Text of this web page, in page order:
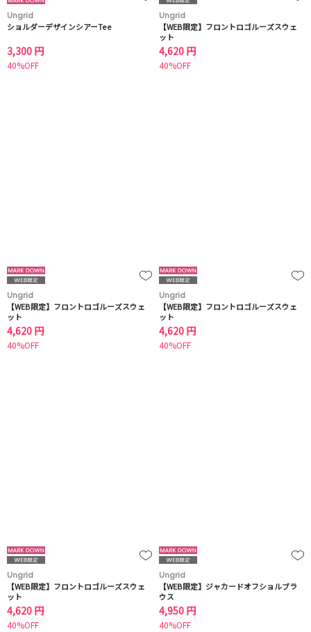
Ungrid
ショルダーデザインシアーTee
3,300 円
40%OFF
Ungrid
【WEB限定】フロントロゴルーズスウェ
ット
4,620 円
40%OFF
Ungrid
【WEB限定】フロントロゴルーズスウェ
ット
4,620 円
40%OFF
Ungrid
【WEB限定】フロントロゴルーズスウェ
ット
4,620 円
40%OFF
Ungrid
【WEB限定】フロントロゴルーズスウェ
ット
4,620 円
40%OFF
Ungrid
【WEB限定】ジャカードオフショルブラ
ウス
4,950 円
40%OFF